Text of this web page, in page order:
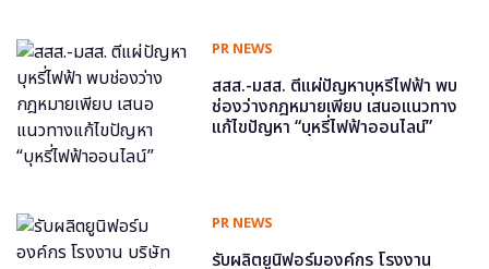
PR NEWS
สสส.-มสส. ตีแผ่ปัญหาบุหรี่ไฟฟ้า พบ
ช่องว่างกฎหมายเพียบ เสนอแนวทาง
แก้ไขปัญหา “บุหรี่ไฟฟ้าออนไลน์”
PR NEWS
รับผลิตยูนิฟอร์มองค์กร โรงงาน